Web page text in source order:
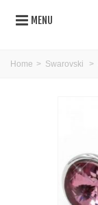
MENU
Home > Swarovski >